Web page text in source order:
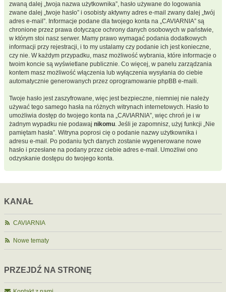
zwaną dalej „twoja nazwa użytkownika”, hasło używane do logowania
zwane dalej „twoje hasło” i osobisty aktywny adres e-mail zwany dalej „twój
adres e-mail”. Informacje podane dla twojego konta na „CAVIARNIA” są
chronione przez prawa dotyczące ochrony danych osobowych w państwie,
w którym stoi nasz serwer. Mamy prawo wymagać podania dodatkowych
informacji przy rejestracji, i to my ustalamy czy podanie ich jest konieczne,
czy nie. W każdym przypadku, masz możliwość wybrania, które informacje o
twoim koncie są wyświetlane publicznie. Co więcej, w panelu zarządzania
kontem masz możliwość włączenia lub wyłączenia wysyłania do ciebie
automatycznie generowanych przez oprogramowanie phpBB e-maili.
Twoje hasło jest zaszyfrowane, więc jest bezpieczne, niemniej nie należy
używać tego samego hasła na różnych witrynach internetowych. Hasło to
umożliwia dostęp do twojego konta na „CAVIARNIA”, więc chroń je i w
żadnym wypadku nie podawaj nikomu. Jeśli je zapomnisz, użyj funkcji „Nie
pamiętam hasła”. Witryna poprosi cię o podanie nazwy użytkownika i
adresu e-mail. Po podaniu tych danych zostanie wygenerowane nowe
hasło i przesłane na podany przez ciebie adres e-mail. Umożliwi ono
odzyskanie dostępu do twojego konta.
KANAŁ
CAVIARNIA
Nowe tematy
PRZEJDŹ NA STRONĘ